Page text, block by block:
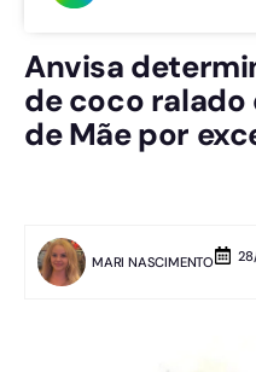
Anvisa
de coco ralado
de Mãe por
MARI NASCIMENTO